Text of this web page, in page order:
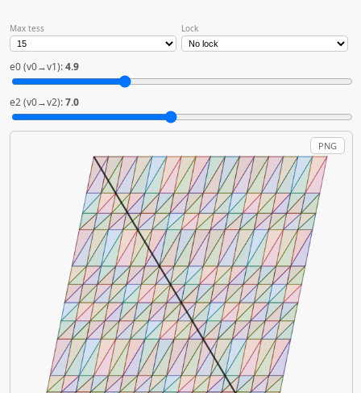
Max tess Lock
e0 (v0→v1):4.9
e2 (v0→v2):7.0
PNG